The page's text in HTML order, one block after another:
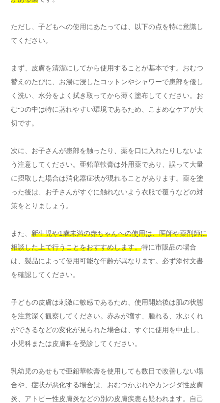
ただし、子どもへの使用にあたっては、以下の点を特に意識し
てください。
まず、皮膚を清潔にしてから使用することが基本です。おむつ
替えのたびに、お湯に浸したコットンやシャワーで患部を優し
く洗い、水分をよく拭き取ってから薄く塗布してください。お
むつの中は特に蒸れやすい環境であるため、こまめなケアが大
切です。
次に、お子さんが患部を触ったり、薬を口に入れたりしないよ
う注意してください。亜鉛華軟膏は外用薬であり、誤って大量
に摂取した場合は消化器症状が現れることがあります。薬を塗
った後は、お子さんがすぐに触れないよう衣服で覆うなどの対
策をとりましょう。
また、 新生児や1歳未満の赤ちゃんへの使用は、医師や薬剤師に
相談した上で行うことをおすすめします。特に市販品の場合
は、製品によって使用可能な年齢が異なります。必ず添付文書
を確認してください。
子どもの皮膚は刺激に敏感であるため、使用開始後は肌の状態
を注意深く観察してください。赤みが増す、腫れる、水ぶくれ
ができるなどの変化が見られた場合は、すぐに使用を中止し、
小児科または皮膚科を受診してください。
乳幼児のあせもで亜鉛華軟膏を使用しても数日で改善しない場
合や、症状が悪化する場合は、おむつかぶれやカンジダ性皮膚
炎、アトピー性皮膚炎などの別の皮膚疾患も疑われます。自己